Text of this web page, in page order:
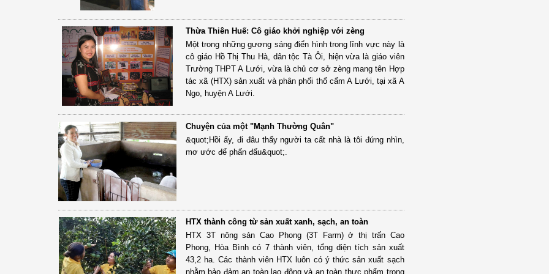
Thừa Thiên Huế: Cô giáo khởi nghiệp với zèng
Một trong những gương sáng điển hình trong lĩnh vực này là
cô giáo Hồ Thị Thu Hà, dân tộc Tà Ôi, hiện vừa là giáo viên
Trường THPT A Lưới, vừa là chủ cơ sở zèng mang tên Hợp
tác xã (HTX) sản xuất và phân phối thổ cẩm A Lưới, tại xã A
Ngo, huyện A Lưới.
Chuyện của một "Mạnh Thường Quân"
&quot;Hồi ấy, đi đâu thấy người ta cất nhà là tôi đứng nhìn,
mơ ước để phấn đấu&quot;.
HTX thành công từ sản xuất xanh, sạch, an toàn
HTX 3T nông sản Cao Phong (3T Farm) ở thị trấn Cao
Phong, Hòa Bình có 7 thành viên, tổng diện tích sản xuất
43,2 ha. Các thành viên HTX luôn có ý thức sản xuất sạch
nhằm bảo đảm an toàn lao động và an toàn thực phẩm trong